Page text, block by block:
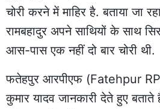
चोरी करने में माहिर है. बताया जा
रामबहादुर अपने साथियों के साथ
आस-पास एक नहीं दो बार चोरी थी.
फतेहपुर आरपीएफ (Fatehpur
कुमार यादव जानकारी देते हुए